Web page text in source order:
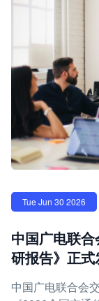
Tue Jun 30 2026
中国广电联
研报告》正式
中国广电联合会